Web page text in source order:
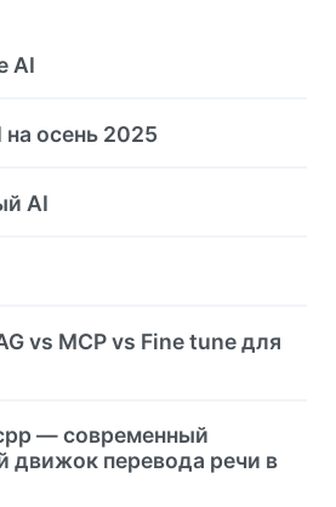
AI
на осень 2025
AI
vs MCP vs Fine tune для
— современный
движок перевода речи в